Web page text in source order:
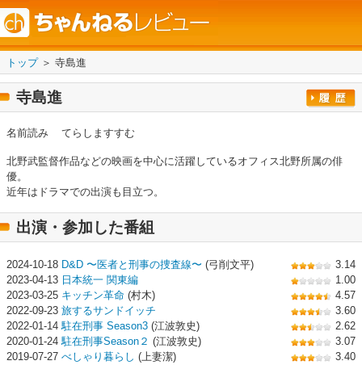
トップ＞ 寺島進
寺島進
名前読み てらしますすむ
北野武監督作品などの映画を中心に活躍しているオフィス北野所属の俳
優。
近年はドラマでの出演も目立つ。
出演・参加した番組
2024-10-18 D&D 〜医者と刑事の捜査線〜 (弓削文平)
3.14
2023-04-13 日本統一 関東編
1.00
2023-03-25 キッチン革命 (村木)
4.57
2022-09-23 旅するサンドイッチ
3.60
2022-01-14 駐在刑事 Season3 (江波敦史)
2.62
2020-01-24 駐在刑事Season２ (江波敦史)
3.07
2019-07-27 べしゃり暮らし (上妻潔)
3.40